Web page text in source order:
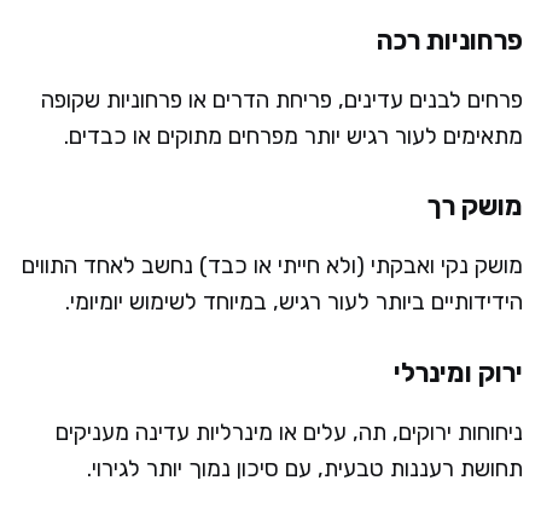
פרחוניות רכה
פרחים לבנים עדינים, פריחת הדרים או פרחוניות שקופה
מתאימים לעור רגיש יותר מפרחים מתוקים או כבדים.
מושק רך
מושק נקי ואבקתי (ולא חייתי או כבד) נחשב לאחד התווים
הידידותיים ביותר לעור רגיש, במיוחד לשימוש יומיומי.
ירוק ומינרלי
ניחוחות ירוקים, תה, עלים או מינרליות עדינה מעניקים
תחושת רעננות טבעית, עם סיכון נמוך יותר לגירוי.